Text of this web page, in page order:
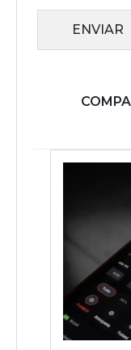
ENVIAR